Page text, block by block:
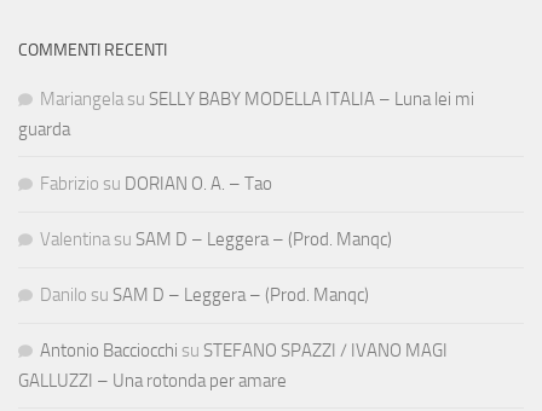
COMMENTI RECENTI
Mariangela su SELLY BABY MODELLA ITALIA – Luna lei mi
guarda
Fabrizio su DORIAN O. A. – Tao
Valentina su SAM D – Leggera – (Prod. Manqc)
Danilo su SAM D – Leggera – (Prod. Manqc)
Antonio Bacciocchi su STEFANO SPAZZI / IVANO MAGI
GALLUZZI – Una rotonda per amare